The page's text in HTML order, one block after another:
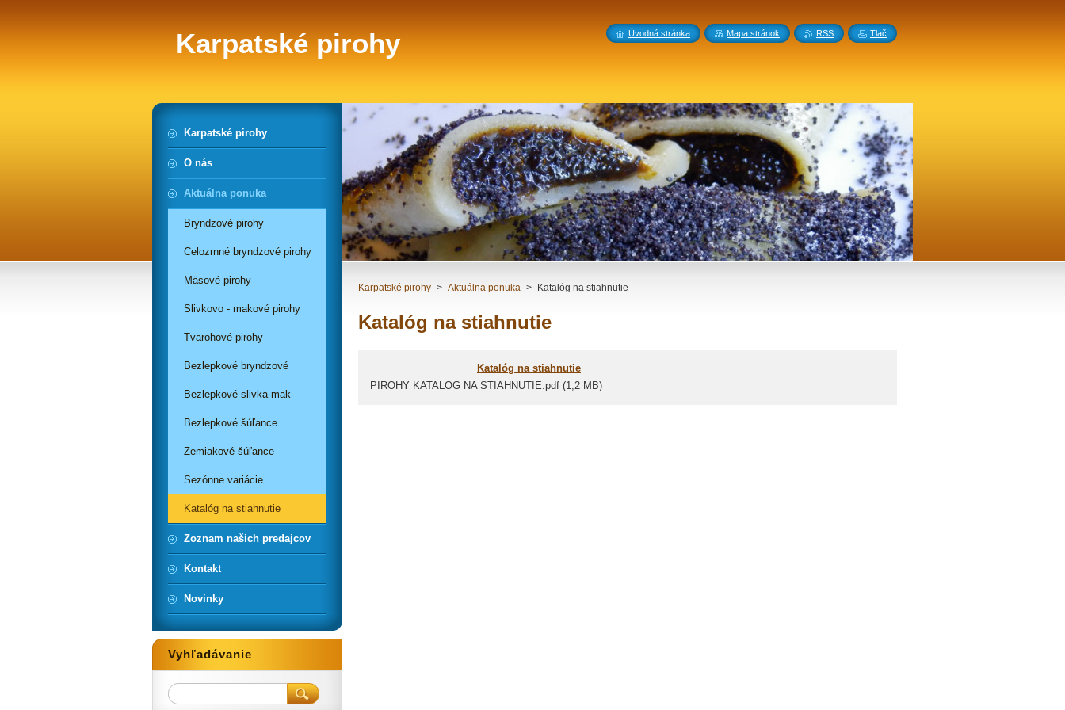
Karpatské pirohy
Karpatské pirohy > Aktuálna ponuka > Katalóg na stiahnutie
Katalóg na stiahnutie
Katalóg na stiahnutie
PIROHY KATALOG NA STIAHNUTIE.pdf (1,2 MB)
Karpatské pirohy
O nás
Aktuálna ponuka
Bryndzové pirohy
Celozrnné bryndzové pirohy
Mäsové pirohy
Slivkovo - makové pirohy
Tvarohové pirohy
Bezlepkové bryndzové
Bezlepkové slivka-mak
Bezlepkové šúľance
Zemiakové šúľance
Sezónne variácie
Katalóg na stiahnutie
Zoznam našich predajcov
Kontakt
Novinky
Vyhľadávanie
Úvodná stránka Mapa stránok RSS Tlač